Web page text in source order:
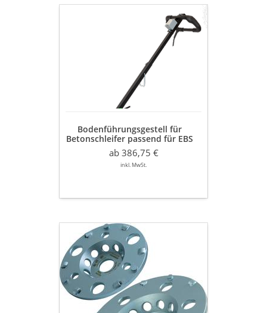
Bodenführungsgestell für
Betonschleifer passend für EBS
125/1802/180
ab 386,75 €
inkl. MwSt.
PKD
Schleifteller
mit
6
PKD-
Schneiden